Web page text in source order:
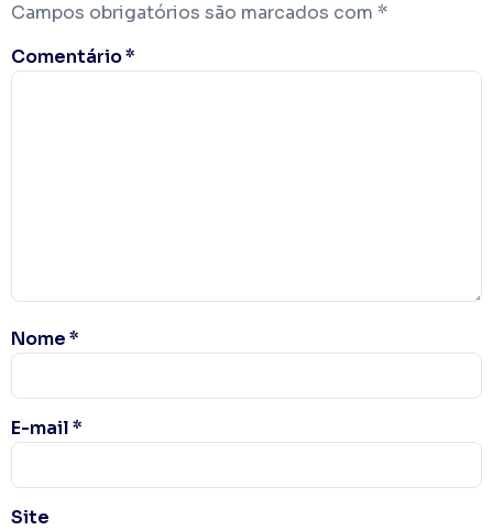
Campos obrigatórios são marcados com *
Comentário*
Nome*
E-mail*
Site